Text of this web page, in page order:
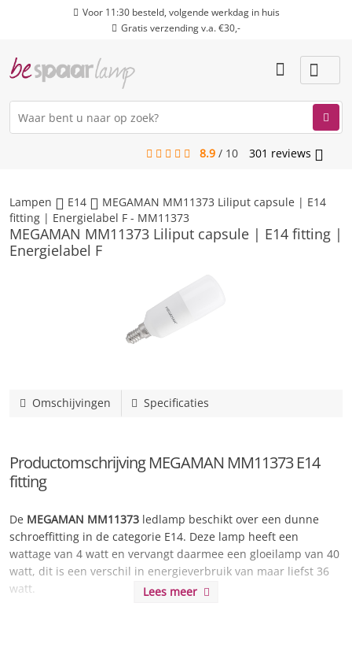
Voor 11:30 besteld, volgende werkdag in huis
Gratis verzending v.a. €30,-
8.9 / 10 301 reviews
Lampen E14
MEGAMAN MM11373 Liliput capsule | E14
fitting | Energielabel F - MM11373
MEGAMAN MM11373 Liliput capsule | E14 fitting |
Energielabel F
Omschijvingen Specificaties
Productomschrijving MEGAMAN MM11373 E14
fitting
De MEGAMAN MM11373 ledlamp beschikt over een dunne
schroeffitting in de categorie E14. Deze lamp heeft een
wattage van 4 watt en vervangt daarmee een gloeilamp van 40
watt, dit is een verschil in energieverbruik van maar liefst 36
watt.
Lees meer